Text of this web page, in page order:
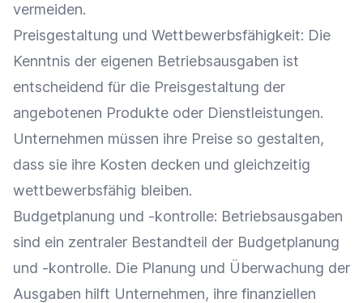
vermeiden.
Preisgestaltung und Wettbewerbsfähigkeit: Die
Kenntnis der eigenen Betriebsausgaben ist
entscheidend für die Preisgestaltung der
angebotenen Produkte oder Dienstleistungen.
Unternehmen müssen ihre Preise so gestalten,
dass sie ihre Kosten decken und gleichzeitig
wettbewerbsfähig bleiben.
Budgetplanung und -kontrolle: Betriebsausgaben
sind ein zentraler Bestandteil der Budgetplanung
und -kontrolle. Die Planung und Überwachung der
Ausgaben hilft Unternehmen, ihre finanziellen